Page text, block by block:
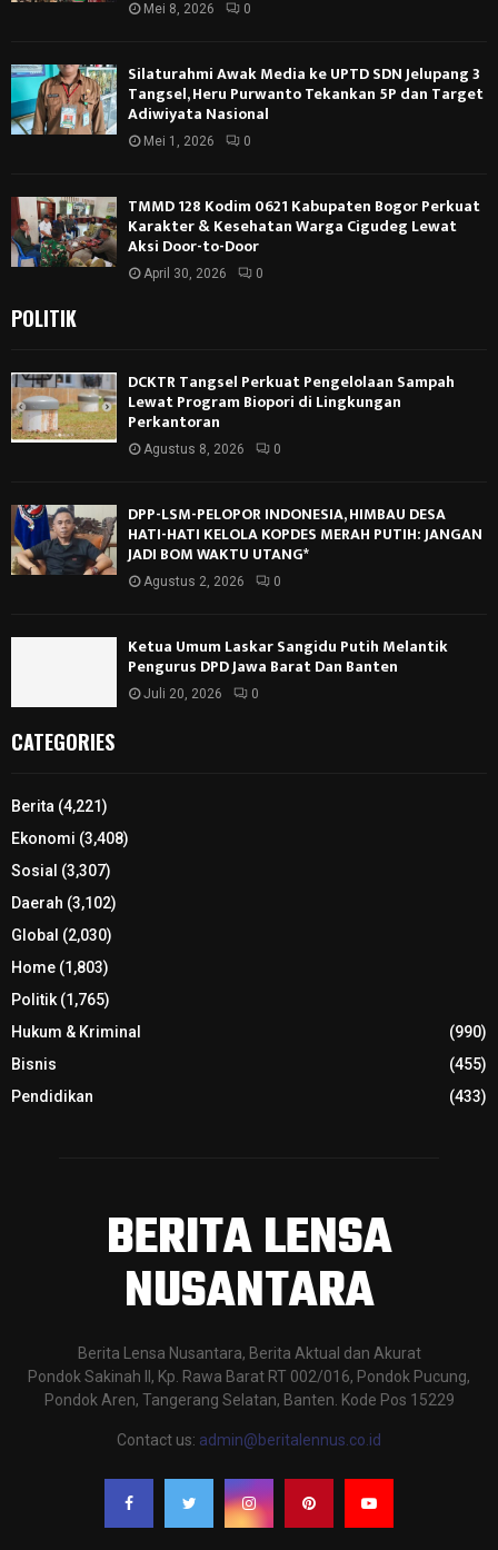
Mei 8, 2026 0
Silaturahmi Awak Media ke UPTD SDN Jelupang 3
Tangsel, Heru Purwanto Tekankan 5P dan Target
Adiwiyata Nasional
Mei 1, 2026 0
TMMD 128 Kodim 0621 Kabupaten Bogor Perkuat
Karakter & Kesehatan Warga Cigudeg Lewat
Aksi Door-to-Door
April 30, 2026 0
POLITIK
DCKTR Tangsel Perkuat Pengelolaan Sampah
Lewat Program Biopori di Lingkungan
Perkantoran
Agustus 8, 2026 0
DPP-LSM-PELOPOR INDONESIA, HIMBAU DESA
HATI-HATI KELOLA KOPDES MERAH PUTIH: JANGAN
JADI BOM WAKTU UTANG*
Agustus 2, 2026 0
Ketua Umum Laskar Sangidu Putih Melantik
Pengurus DPD Jawa Barat Dan Banten
Juli 20, 2026 0
CATEGORIES
Berita (4,221)
Ekonomi (3,408)
Sosial (3,307)
Daerah (3,102)
Global (2,030)
Home (1,803)
Politik(1,765)
Hukum & Kriminal
(990)
Bisnis
(455)
Pendidikan
(433)
BERITA LENSA
NUSANTARA
Berita Lensa Nusantara, Berita Aktual dan Akurat
Pondok Sakinah II, Kp. Rawa Barat RT 002/016, Pondok Pucung,
Pondok Aren, Tangerang Selatan, Banten. Kode Pos 15229
Contact us: admin@beritalennus.co.id